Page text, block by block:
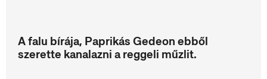
A falu bírája, Paprikás Gedeon ebből
szerette kanalazni a reggeli műzlit.